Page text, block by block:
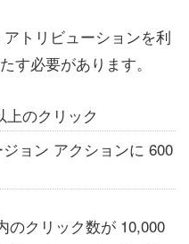
トリビューションを利
す必要があります。
上のクリック
ョン アクションに 600
のクリック数が 10,000